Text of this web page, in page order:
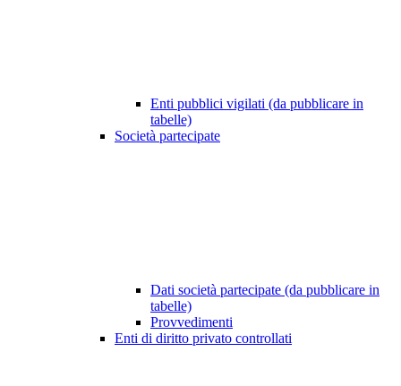
Enti pubblici vigilati (da pubblicare in
tabelle)
Società partecipate
Dati società partecipate (da pubblicare in
tabelle)
Provvedimenti
Enti di diritto privato controllati